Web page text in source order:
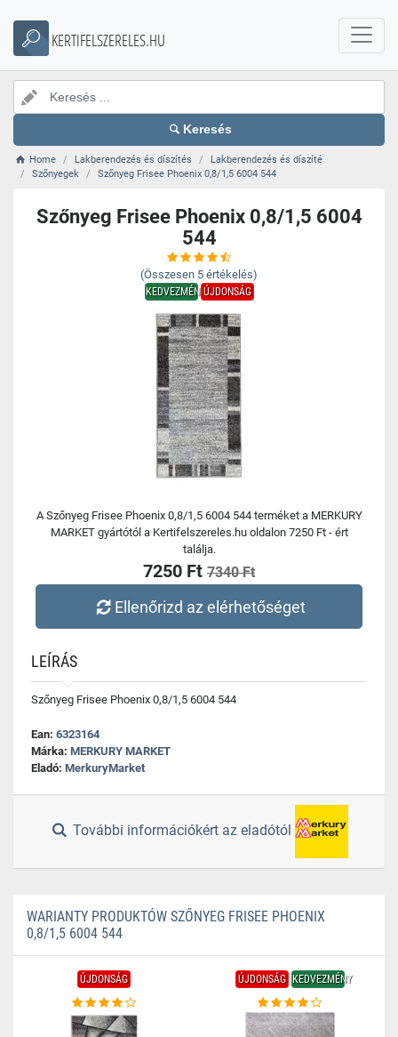
KERTIFELSZERELES.HU
Keresés
Home Lakberendezés és díszítés
Lakberendezés és díszíté
Szőnyegek
Szőnyeg Frisee Phoenix 0,8/1,5 6004 544
Szőnyeg Frisee Phoenix 0,8/1,5 6004
544
(Összesen 5 értékelés)
KEDVEZMÉNYÚJDONSÁG
A Szőnyeg Frisee Phoenix 0,8/1,5 6004 544 terméket a MERKURY
MARKET gyártótól a Kertifelszereles.hu oldalon 7250 Ft - ért
találja.
7250 Ft 7340 Ft
Ellenőrizd az elérhetőséget
LEÍRÁS
Szőnyeg Frisee Phoenix 0,8/1,5 6004 544
Ean: 6323164
Márka: MERKURY MARKET
Eladó: MerkuryMarket
További információkért az eladótól
WARIANTY PRODUKTÓW SZŐNYEG FRISEE PHOENIX
0,8/1,5 6004 544
ÚJDONSÁG ÚJDONSÁG KEDVEZMÉNY